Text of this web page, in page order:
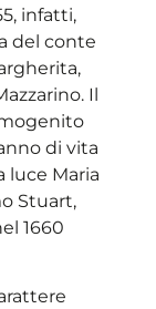
infatti,
del conte
Il
di vita
luce Maria
Stuart,
1660